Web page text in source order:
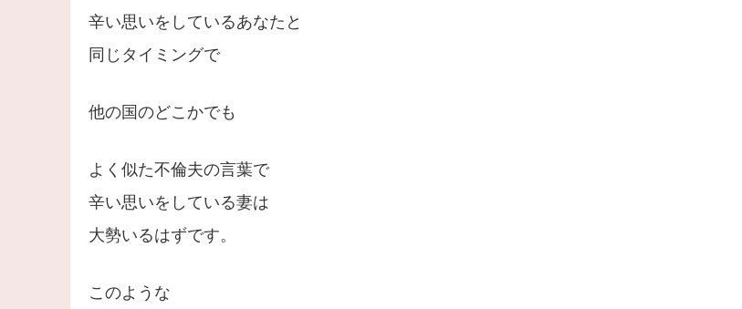
辛い思いをしているあなたと
同じタイミングで
他の国のどこかでも
よく似た不倫夫の言葉で
辛い思いをしている妻は
大勢いるはずです。
このような